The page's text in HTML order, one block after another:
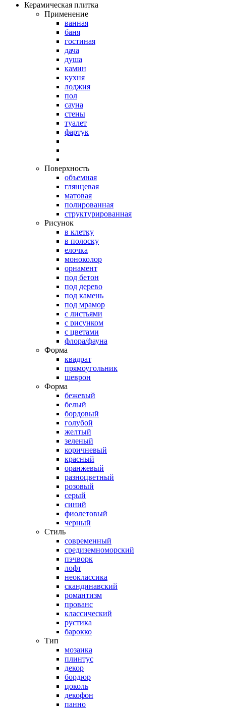
Керамическая плитка
Применение
ванная
баня
гостиная
дача
душа
камин
кухня
лоджия
пол
сауна
стены
туалет
фартук
Поверхность
объемная
глянцевая
матовая
полированная
структурированная
Рисунок
в клетку
в полоску
елочка
моноколор
орнамент
под бетон
под дерево
под камень
под мрамор
с листьями
с рисунком
с цветами
флора/фауна
Форма
квадрат
прямоугольник
шеврон
Форма
бежевый
белый
бордовый
голубой
желтый
зеленый
коричневый
красный
оранжевый
разноцветный
розовый
серый
синий
фиолетовый
черный
Стиль
современный
средиземноморский
пэчворк
лофт
неоклассика
скандинавский
романтизм
прованс
классический
рустика
барокко
Тип
мозаика
плинтус
декор
бордюр
цоколь
декофон
панно